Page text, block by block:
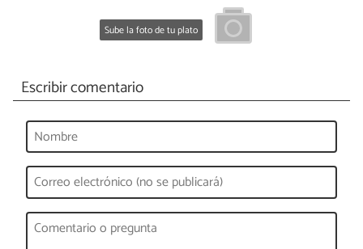
Sube la foto de tu plato
Escribir comentario